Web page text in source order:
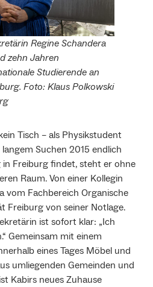
Regine Schandera
zehn Jahren
Studierende an
Foto: Klaus Polkowski
Tisch – als Physikstudent
Suchen 2015 endlich
Freiburg findet, steht er ohne
Raum. Von einer Kollegin
vom Fachbereich Organische
Freiburg von seiner Notlage.
ist sofort klar: „Ich
Gemeinsam mit einem
eines Tages Möbel und
umliegenden Gemeinden und
Kabirs neues Zuhause